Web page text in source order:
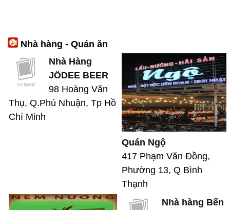
Nhà hàng - Quán ăn
Nhà Hàng
JÖDEE BEER
98 Hoàng Văn
Thụ, Q.Phú Nhuận, Tp Hồ
Chí Minh
Quán Ngộ
417 Phạm Văn Đồng,
Phường 13, Q Bình
Thạnh
Nhà hàng Bến